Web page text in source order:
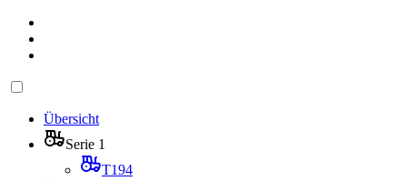
Übersicht
Serie 1
T194